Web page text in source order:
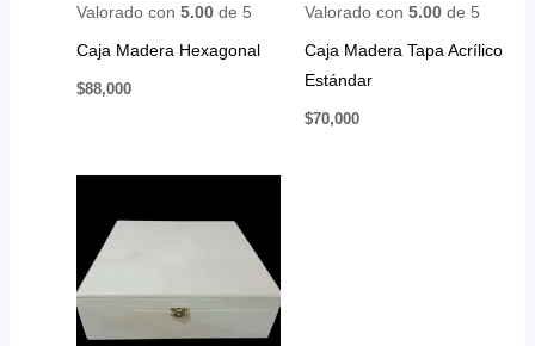
Valorado con 5.00de 5
Caja Madera Hexagonal
$88,000
Valorado con 5.00 de 5
Caja Madera Tapa Acrílico
Estándar
$70,000